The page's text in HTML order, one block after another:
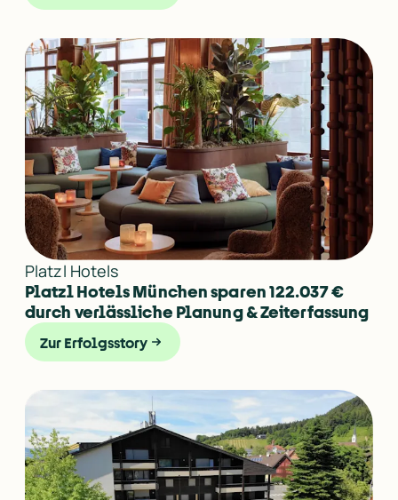
Platzl Hotels
Platzl Hotels München sparen 122.037 €
durch verlässliche Planung & Zeiterfassung
Zur Erfolgsstory